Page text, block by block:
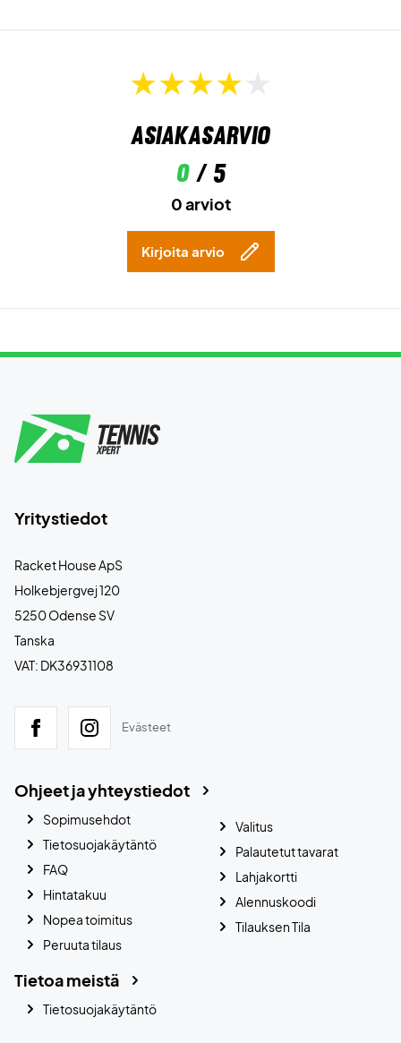
Asiakasarvio
0/ 5
0 arviot
Kirjoita arvio
Yritystiedot
Racket House ApS
Holkebjergvej 120
5250 Odense SV
Tanska
VAT: DK36931108
Evästeet
Ohjeet ja yhteystiedot
Sopimusehdot
Tietosuojakäytäntö
FAQ
Hintatakuu
Nopea toimitus
Peruuta tilaus
Valitus
Palautetut tavarat
Lahjakortti
Alennuskoodi
Tilauksen Tila
Tietoa meistä
Tietosuojakäytäntö